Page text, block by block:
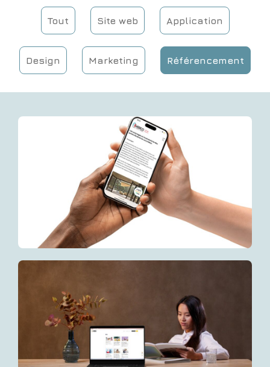
Tout Site web Application
Design Marketing Référencement